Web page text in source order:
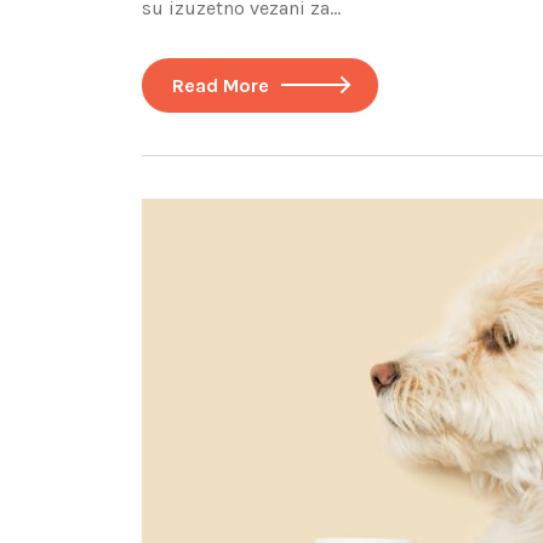
su izuzetno vezani za…
Read More